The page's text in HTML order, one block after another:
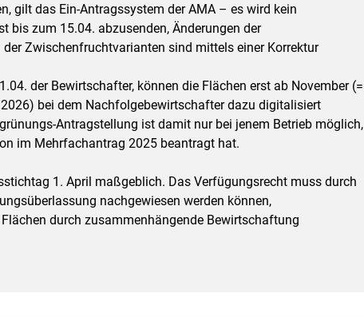
gilt das Ein-Antragssystem der AMA – es wird kein
bis zum 15.04. abzusenden, Änderungen der
Zwischenfruchtvarianten sind mittels einer Korrektur
der Bewirtschafter, können die Flächen erst ab November (=
bei dem Nachfolgebewirtschafter dazu digitalisiert
Antragstellung ist damit nur bei jenem Betrieb möglich,
im Mehrfachantrag 2025 beantragt hat.
1. April maßgeblich. Das Verfügungsrecht muss durch
nachgewiesen werden können,
durch zusammenhängende Bewirtschaftung